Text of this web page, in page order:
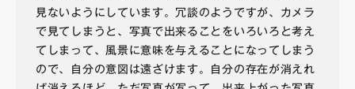
見ないようにしています。冗談のようですが、カメラ
で見てしまうと、写真で出来ることをいろいろと考え
てしまって、風景に意味を与えることになってしまう
ので、自分の意図は遠ざけます。自分の存在が消えれ